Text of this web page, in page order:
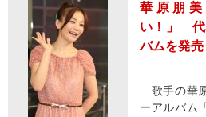
華原朋
い！」 代
バムを発売
歌手の華
ーアルバム